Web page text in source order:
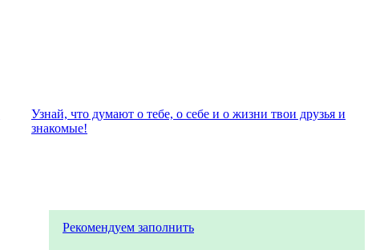
Узнай, что думают о тебе, о себе и о жизни твои друзья и
знакомые!
Рекомендуем заполнить